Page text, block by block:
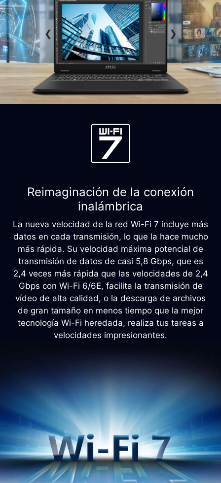
Reimaginación de la conexión
inalámbrica
La nueva velocidad de la red Wi-Fi 7 incluye más
datos en cada transmisión, lo que la hace mucho
más rápida. Su velocidad máxima potencial de
transmisión de datos de casi 5,8 Gbps, que es
2,4 veces más rápida que las velocidades de 2,4
Gbps con Wi-Fi 6/6E, facilita la transmisión de
vídeo de alta calidad, o la descarga de archivos
de gran tamaño en menos tiempo que la mejor
tecnología Wi-Fi heredada, realiza tus tareas a
velocidades impresionantes.